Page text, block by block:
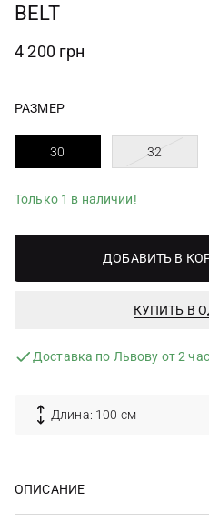
BELT
4 200 грн
РАЗМЕР
30 32
Только 1 в наличии!
ДОБАВИТЬ В
КУПИТЬ В
Доставка по Львову от 2
Длина: 100 см
ОПИСАНИЕ